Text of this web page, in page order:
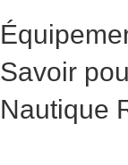
Savoir
Nautique